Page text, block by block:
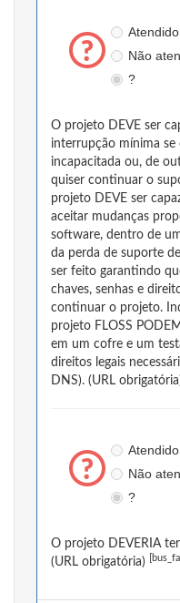
Atendido
Não
?
O projeto DEVE ser
interrupção mínima se
incapacitada ou, de
quiser continuar o
projeto DEVE ser
aceitar mudanças
software, dentro de
da perda de suporte
ser feito garantindo
chaves, senhas e
continuar o projeto.
projeto FLOSS
em um cofre e um
direitos legais
DNS). (URL
Atendido
Não
?
O projeto DEVERIA
(URL obrigatória)